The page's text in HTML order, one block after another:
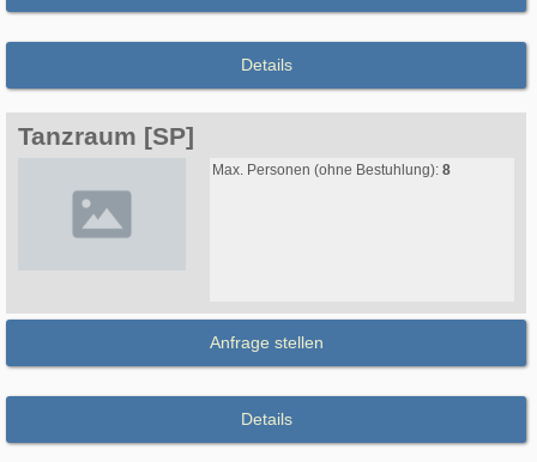
Details
Tanzraum [SP]
Max. Personen (ohne Bestuhlung): 8
Anfrage stellen
Details